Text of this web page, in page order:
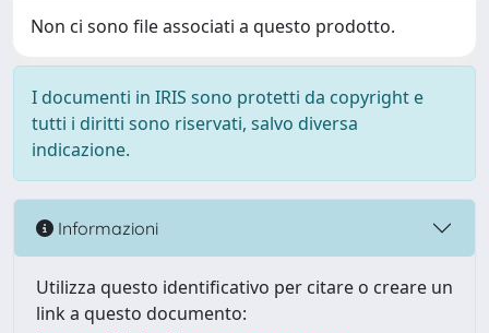
Non ci sono file associati a questo prodotto.
I documenti in IRIS sono protetti da copyright e
tutti i diritti sono riservati, salvo diversa
indicazione.
Informazioni
Utilizza questo identificativo per citare o creare un
link a questo documento: